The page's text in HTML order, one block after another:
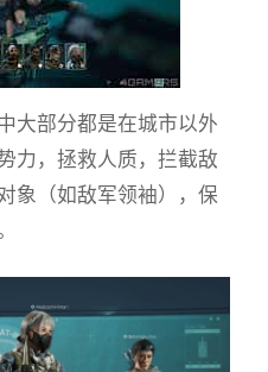
大部分都是在城市以外
力，拯救人质，拦截敌
象（如敌军领袖），保